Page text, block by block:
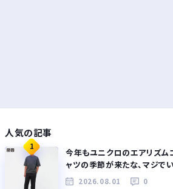
人気の記事
1
今年もユニクロのエアリズム
ャツの季節が来たな、マジで
2026.08.01 0